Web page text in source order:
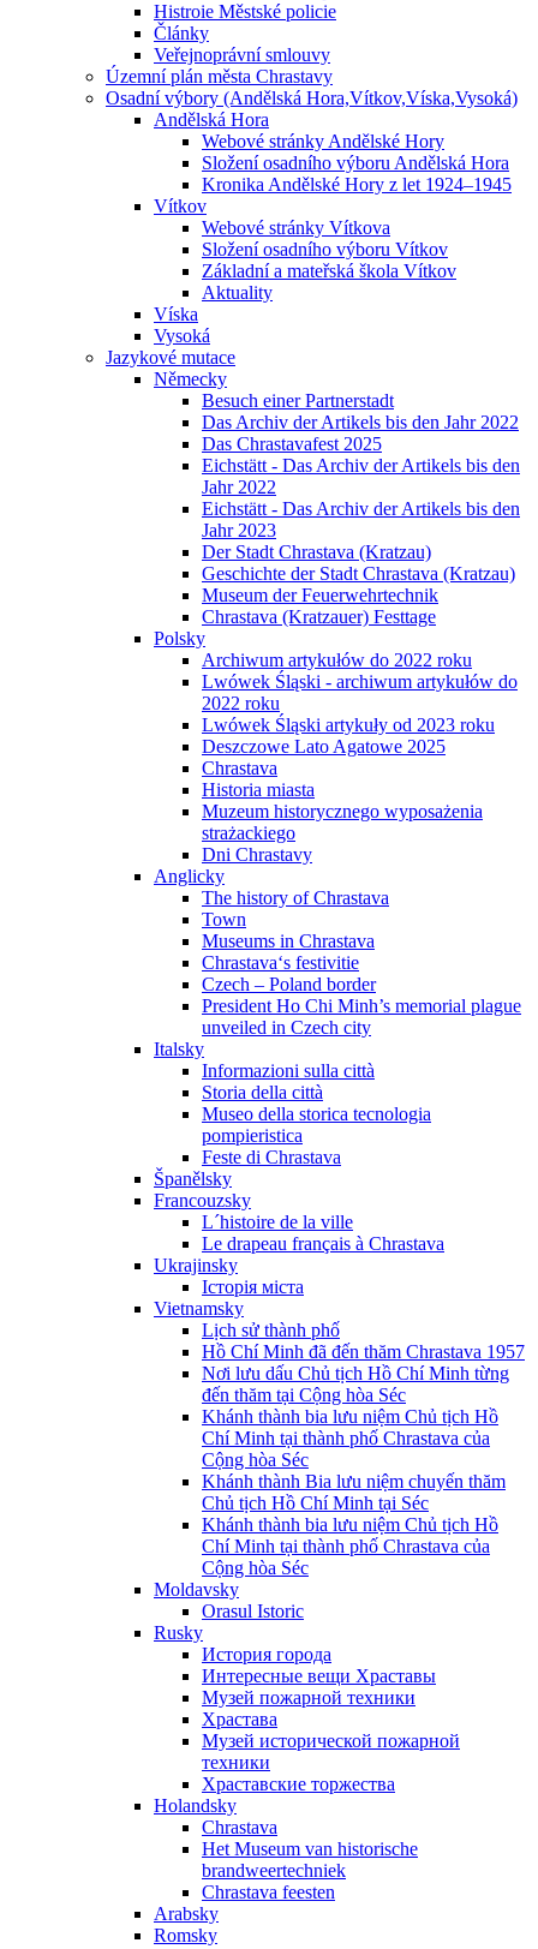
Histroie Městské policie
Články
Veřejnoprávní smlouvy
Územní plán města Chrastavy
Osadní výbory (Andělská Hora,Vítkov,Víska,Vysoká)
Andělská Hora
Webové stránky Andělské Hory
Složení osadního výboru Andělská Hora
Kronika Andělské Hory z let 1924–1945
Vítkov
Webové stránky Vítkova
Složení osadního výboru Vítkov
Základní a mateřská škola Vítkov
Aktuality
Víska
Vysoká
Jazykové mutace
Německy
Besuch einer Partnerstadt
Das Archiv der Artikels bis den Jahr 2022
Das Chrastavafest 2025
Eichstätt - Das Archiv der Artikels bis den
Jahr 2022
Eichstätt - Das Archiv der Artikels bis den
Jahr 2023
Der Stadt Chrastava (Kratzau)
Geschichte der Stadt Chrastava (Kratzau)
Museum der Feuerwehrtechnik
Chrastava (Kratzauer) Festtage
Polsky
Archiwum artykułów do 2022 roku
Lwówek Śląski - archiwum artykułów do
2022 roku
Lwówek Śląski artykuły od 2023 roku
Deszczowe Lato Agatowe 2025
Chrastava
Historia miasta
Muzeum historycznego wyposażenia
strażackiego
Dni Chrastavy
Anglicky
The history of Chrastava
Town
Museums in Chrastava
Chrastava‘s festivitie
Czech – Poland border
President Ho Chi Minh’s memorial plague
unveiled in Czech city
Italsky
Informazioni sulla città
Storia della città
Museo della storica tecnologia
pompieristica
Feste di Chrastava
Španělsky
Francouzsky
L´histoire de la ville
Le drapeau français à Chrastava
Ukrajinsky
Історія міста
Vietnamsky
Lịch sử thành phố
Hồ Chí Minh đã đến thăm Chrastava 1957
Nơi lưu dấu Chủ tịch Hồ Chí Minh từng
đến thăm tại Cộng hòa Séc
Khánh thành bia lưu niệm Chủ tịch Hồ
Chí Minh tại thành phố Chrastava của
Cộng hòa Séc
Khánh thành Bia lưu niệm chuyến thăm
Chủ tịch Hồ Chí Minh tại Séc
Khánh thành bia lưu niệm Chủ tịch Hồ
Chí Minh tại thành phố Chrastava của
Cộng hòa Séc
Moldavsky
Orasul Istoric
Rusky
История города
Интересные вещи Храставы
Музей пожарной техники
Храстава
Музей исторической пожарной
техники
Храставские торжества
Holandsky
Chrastava
Het Museum van historische
brandweertechniek
Chrastava feesten
Arabsky
Romsky